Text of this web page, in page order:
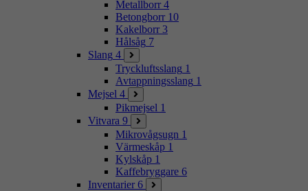
Metallborr 4
Betongborr 10
Kakelborr 3
Hålsåg 7
Slang 4
Tryckluftsslang 1
Avtappningsslang 1
Mejsel 4
Pikmejsel 1
Vitvara 9
Mikrovågsugn 1
Värmeskåp 1
Kylskåp 1
Kaffebryggare 6
Inventarier 6